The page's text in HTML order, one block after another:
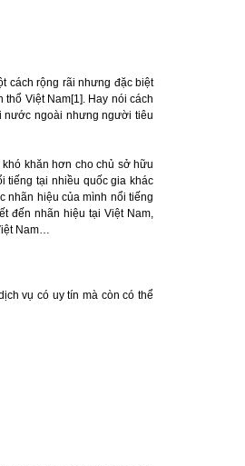
cách rộng rãi nhưng đặc biệt
Việt Nam[1]. Hay nói cách
nước ngoài nhưng người tiêu
khăn hơn cho chủ sở hữu
tiếng tại nhiều quốc gia khác
nhãn hiệu của mình nổi tiếng
đến nhãn hiệu tại Việt Nam,
Nam…
vụ có uy tín mà còn có thể